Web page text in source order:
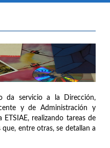
da servicio a la Dirección,
y de Administración y
realizando tareas de
entre otras, se detallan a